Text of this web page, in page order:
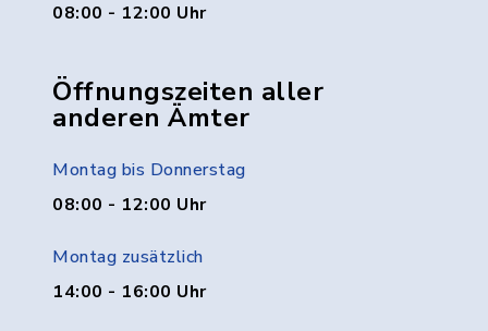
08:00 - 12:00 Uhr
Öffnungszeiten aller
anderen Ämter
Montag bis Donnerstag
08:00 - 12:00 Uhr
Montag zusätzlich
14:00 - 16:00 Uhr